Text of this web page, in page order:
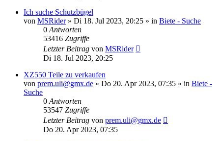
Ich suche Schutzbügel
von MSRider» Di 18. Jul 2023, 20:25 » in Biete - Suche
0 Antworten
53416 Zugriffe
Letzter Beitrag von MSRider
Di 18. Jul 2023, 20:25
XZ550 Teile zu verkaufen
von prem.uli@gmx.de » Do 20. Apr 2023, 07:35 » in Biete -
Suche
0 Antworten
53547 Zugriffe
Letzter Beitrag von prem.uli@gmx.de
Do 20. Apr 2023, 07:35